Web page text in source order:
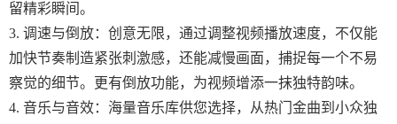
留精彩瞬间。
3. 调速与倒放：创意无限，通过调整视频播放速度，不仅能
加快节奏制造紧张刺激感，还能减慢画面，捕捉每一个不易
察觉的细节。更有倒放功能，为视频增添一抹独特韵味。
4. 音乐与音效：海量音乐库供您选择，从热门金曲到小众独